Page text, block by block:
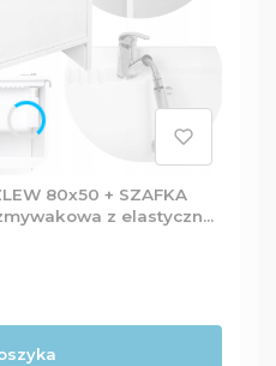
80x50 + SZAFKA
z elastyczną